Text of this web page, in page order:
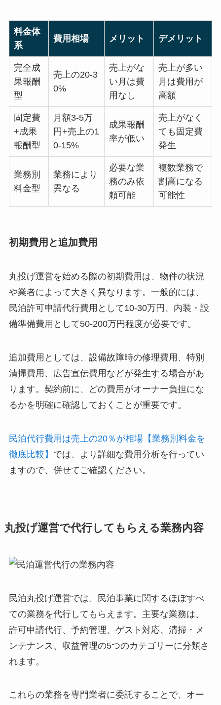
料金体
系
費用相場 メリット デメリット
完全成
果報酬
型
売上の20-3
0%
売上がな
い月は費
用なし
売上が多い
月は費用が
高額
固定費
+成果
報酬型
月額3-5万
円+売上の1
0-15%
成果報酬
率が低い
売上がなく
ても固定費
発生
業務別
料金型
業務により
異なる
必要な業
務のみ依
頼可能
複数業務で
割高になる
可能性
初期費用と追加費用
丸投げ運営を始める際の初期費用は、物件の状況
や業者によって大きく異なります。一般的には、
民泊許可申請代行費用として10-30万円、内装・設
備準備費用として50-200万円程度が必要です。
追加費用としては、設備故障時の修理費用、特別
清掃費用、広告宣伝費用などが発生する場合があ
ります。契約前に、どの費用がオーナー負担にな
るかを明確に確認しておくことが重要です。
民泊代行費用は売上の20％が相場【業務別料金を
徹底比較】 では、より詳細な費用分析を行ってい
ますので、併せてご確認ください。
丸投げ運営で代行してもらえる業務内容
民泊丸投げ運営では、民泊事業に関するほぼすべ
ての業務を代行してもらえます。主要な業務は、
許可申請代行、予約管理、ゲスト対応、清掃・メ
ンテナンス、収益管理の5つのカテゴリーに分類さ
れます。
これらの業務を専門業者に委託することで、オー